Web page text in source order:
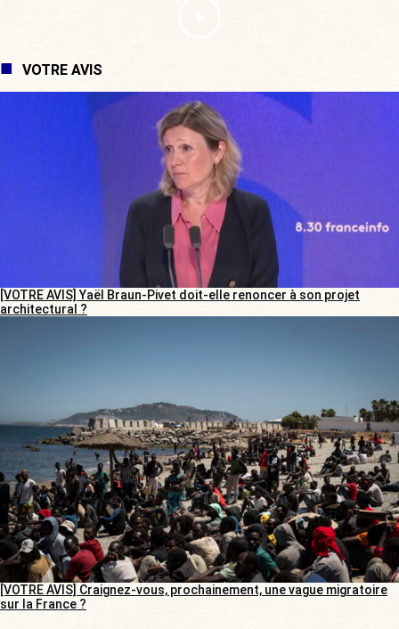
VOTRE AVIS
[VOTRE AVIS] Yaël Braun-Pivet doit-elle renoncer à son projet
architectural ?
[VOTRE AVIS] Craignez-vous, prochainement, une vague migratoire
sur la France ?